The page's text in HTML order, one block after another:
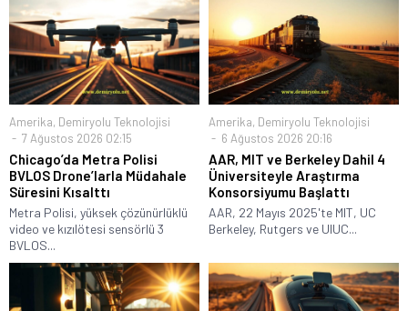
Amerika, Demiryolu Teknolojisi
7 Ağustos 2026 02:15
Chicago’da Metra Polisi
BVLOS Drone’larla Müdahale
Süresini Kısalttı
Metra Polisi, yüksek çözünürlüklü
video ve kızılötesi sensörlü 3
BVLOS...
Amerika, Demiryolu Teknolojisi
6 Ağustos 2026 20:16
AAR, MIT ve Berkeley Dahil 4
Üniversiteyle Araştırma
Konsorsiyumu Başlattı
AAR, 22 Mayıs 2025'te MIT, UC
Berkeley, Rutgers ve UIUC...